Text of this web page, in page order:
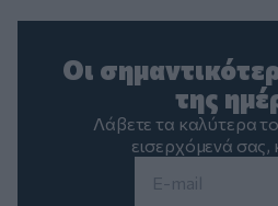
Οι
της
Λάβετε τα καλύτερα
εισερχόμενά σας,